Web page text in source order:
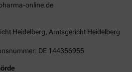
online.de
Heidelberg Amtsgericht Heidelberg
DE 144356955